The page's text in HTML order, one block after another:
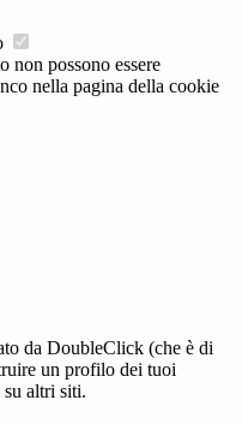
non possono essere
nella pagina della cookie
da DoubleClick (che è di
un profilo dei tuoi
su altri siti.